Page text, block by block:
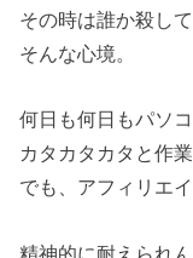
その時は誰か殺して
そんな心境。
何日も何日もパソコ
カタカタカタと作業
でも、アフィリエ
精神的に耐えられん